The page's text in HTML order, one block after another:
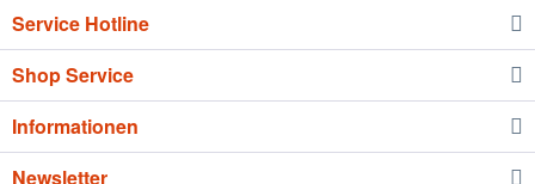
Service Hotline
Shop Service
Informationen
Newsletter